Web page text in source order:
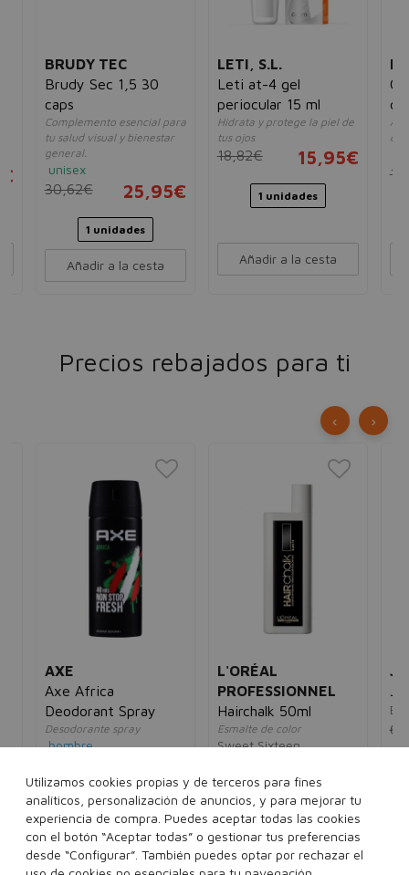
BRUDY TEC
Brudy Sec 1,5 30
caps
Complemento esencial para
tu salud visual y bienestar
general.
unisex
30,62€ 25,95€
1 unidades
Añadir a la cesta
LETI, S.L.
Leti at-4 gel
periocular 15 ml
Hidrata y protege la piel de
tus ojos
18,82€ 15,95€
1 unidades
Añadir a la cesta
1 u
Precios rebajados para ti
AXE
Axe Africa
Deodorant Spray
Desodorante spray
hombre
150 ml
Añadir a la cesta
L'ORÉAL
PROFESSIONNEL
Hairchalk 50ml
Esmalte de color
Sweet Sixteen
15,00€ 10,95€
Añadir a la cesta
‹ ›
Utilizamos cookies propias y de terceros para fines
analíticos, personalización de anuncios, y para mejorar tu
experiencia de compra. Puedes aceptar todas las cookies
con el botón “Aceptar todas” o gestionar tus preferencias
desde “Configurar”. También puedes optar por rechazar el